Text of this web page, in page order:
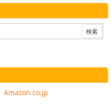
Amazon.co.jp